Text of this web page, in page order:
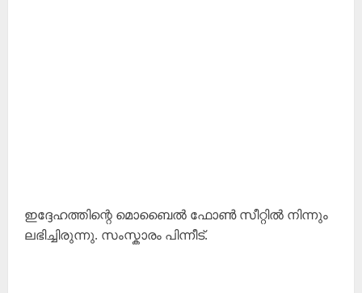
ഇദ്ദേഹത്തിന്റെ മൊബൈൽ ഫോൺ സീറ്റിൽ നിന്നും
ലഭിച്ചിരുന്നു. സംസ്കാരം പിന്നീട്.